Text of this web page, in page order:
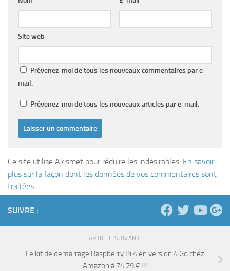
Site web
Prévenez-moi de tous les nouveaux commentaires par e-
mail.
Prévenez-moi de tous les nouveaux articles par e-mail.
Ce site utilise Akismet pour réduire les indésirables. En savoir
plus sur la façon dont les données de vos commentaires sont
traitées.
SUIVRE :
ARTICLE SUIVANT
Le kit de demarrage Raspberry Pi 4 en version 4 Go chez
Amazon à 74.79 € !!!